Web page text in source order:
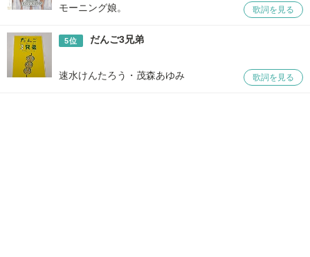
美川 憲一 永遠にバラの時を
郷 ひろみ
三波 春夫
モーニング娘。 歌詞を見る
5位 だんご3兄弟
速水けんたろう・茂森あゆみ 歌詞を見る